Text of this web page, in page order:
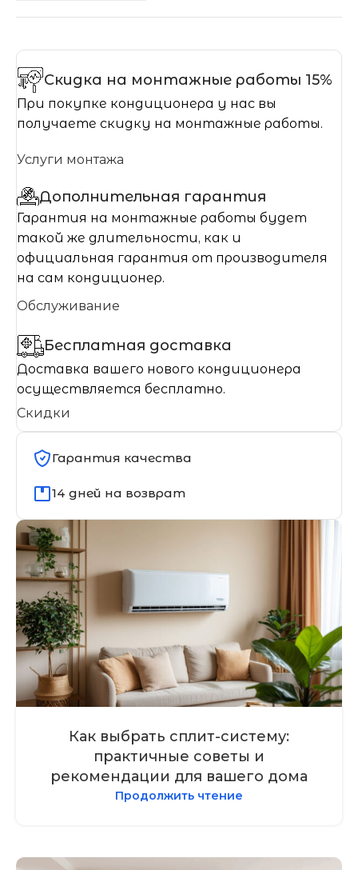
Скидка на монтажные работы 15%
При покупке кондиционера у нас вы
получаете скидку на монтажные работы.
Услуги монтажа
Дополнительная гарантия
Гарантия на монтажные работы будет
такой же длительности, как и
официальная гарантия от производителя
на сам кондиционер.
Обслуживание
Бесплатная доставка
Доставка вашего нового кондиционера
осуществляется бесплатно.
Скидки
Гарантия качества
14 дней на возврат
Как выбрать сплит-систему:
практичные советы и
рекомендации для вашего дома
Продолжить чтение